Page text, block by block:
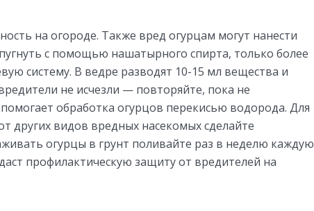
на огороде. Также вред огурцам могут нанести
с помощью нашатырного спирта, только более
систему. В ведре разводят 10-15 мл вещества и
не исчезли — повторяйте, пока не
помогает обработка огурцов перекисью водорода. Для
других видов вредных насекомых сделайте
огурцы в грунт поливайте раз в неделю каждую
профилактическую защиту от вредителей на